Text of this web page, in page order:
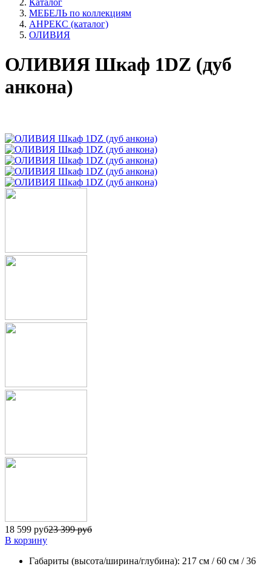
Каталог
МЕБЕЛЬ по коллекциям
АНРЕКС (каталог)
ОЛИВИЯ
ОЛИВИЯ Шкаф 1DZ (дуб
анкона)
18 599 руб23 399 руб
В корзину
Габариты (высота/ширина/глубина): 217 см / 60 см / 36